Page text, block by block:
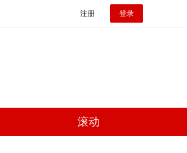
注册 登录
滚动